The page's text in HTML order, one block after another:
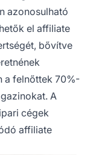
azonosulható
el affiliate
bővítve
a felnőttek 70%-
A
cégek
affiliate